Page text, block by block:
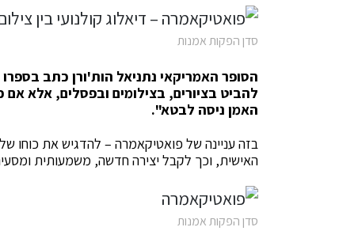
סדן הפקות אמנות
הסופר האמריקאי נתניאל הות'ורן כתב
להביט בציורים, בצילומים ובפסלים, אלא
האמן ניסה לבטא".
בזה עניינה של פואטיקאמרה – להדגיש את כוחו
האישית, וכך לקבל יצירה חדשה, משמעותית
סדן הפקות אמנות